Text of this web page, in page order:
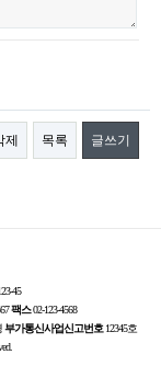
제 목록 글쓰기
45
팩스02-123-4568
부가통신사업신고번호12345호